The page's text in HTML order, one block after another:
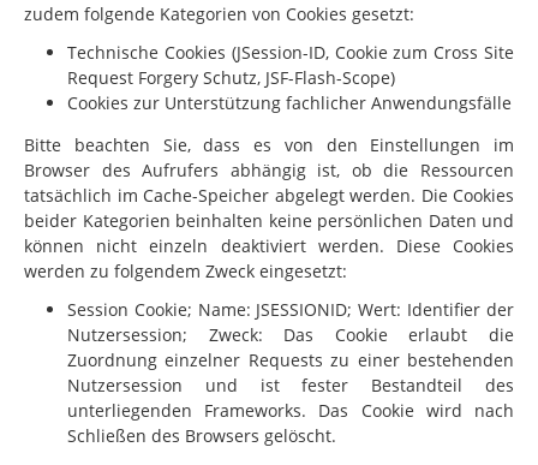
zudem folgende Kategorien von Cookies gesetzt:
Technische Cookies (JSession-ID, Cookie zum Cross Site
Request Forgery Schutz, JSF-Flash-Scope)
Cookies zur Unterstützung fachlicher Anwendungsfälle
Bitte beachten Sie, dass es von den Einstellungen im
Browser des Aufrufers abhängig ist, ob die Ressourcen
tatsächlich im Cache-Speicher abgelegt werden. Die Cookies
beider Kategorien beinhalten keine persönlichen Daten und
können nicht einzeln deaktiviert werden. Diese Cookies
werden zu folgendem Zweck eingesetzt:
Session Cookie; Name: JSESSIONID; Wert: Identifier der
Nutzersession; Zweck: Das Cookie erlaubt die
Zuordnung einzelner Requests zu einer bestehenden
Nutzersession und ist fester Bestandteil des
unterliegenden Frameworks. Das Cookie wird nach
Schließen des Browsers gelöscht.